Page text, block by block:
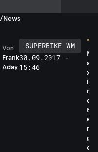
/News
Frank
Aday
Von
SUPERBIKE WM
30.09.2017 -
15:46
M
a
x
i
m
e
B
e
r
g
e